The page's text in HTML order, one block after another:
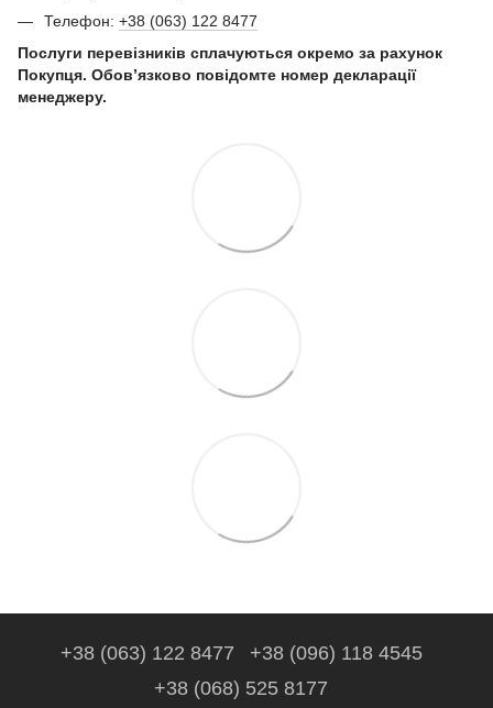
Телефон: +38 (063) 122 8477
Послуги перевізників сплачуються окремо за рахунок
Покупця. Обов’язково повідомте номер декларації
менеджеру.
+38 (063) 122 8477
+38 (096) 118 4545
+38 (068) 525 8177